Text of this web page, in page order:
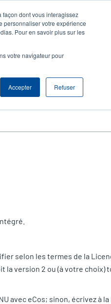
façon dont vous interagissez
personnaliser votre expérience
Pour en savoir plus sur les
votre navigateur pour
Accepter Refuser
User
S'identifier S'enregistrer
selon les termes de la
la version 2 ou (à votre choix)
avec eCos; sinon, écrivez à